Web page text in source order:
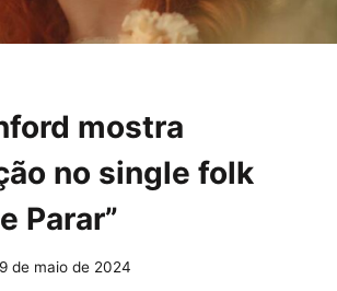
mostra
no single folk
Parar”
de maio de 2024